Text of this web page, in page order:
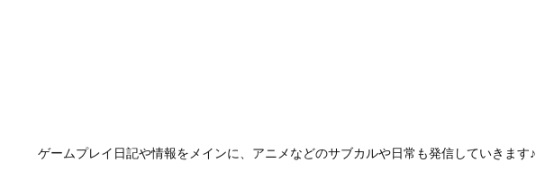
ゲームプレイ日記や情報をメインに、アニメなどのサブカルや日常も発信していきます♪